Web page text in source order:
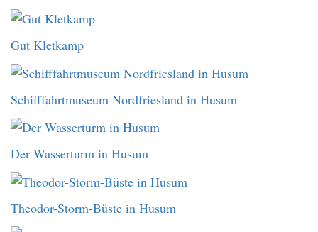
Gut Kletkamp
Schifffahrtmuseum Nordfriesland in Husum
Der Wasserturm in Husum
Theodor-Storm-Büste in Husum